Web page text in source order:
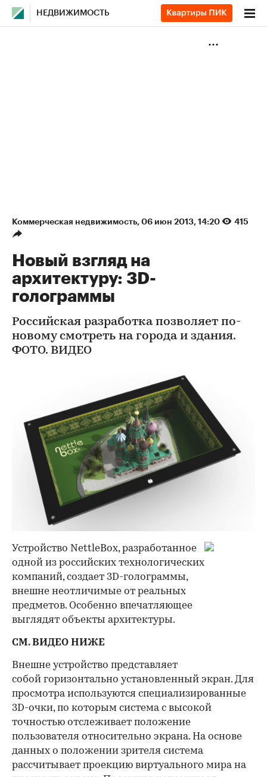
НЕДВИЖИМОСТЬ
Коммерческая недвижимость⁠, 06 июн 2013, 14:20 415
Новый взгляд на
архитектуру: 3D-
голограммы
Российская разработка позволяет по-
новому смотреть на города и здания.
ФОТО. ВИДЕО
Устройство NettleBox, разработанное
одной из российских технологических
компаний, создает 3D-голограммы,
внешне неотличимые от реальных
предметов. Особенно впечатляющее
выглядят объекты архитектуры.
СМ. ВИДЕО НИЖЕ
Внешне устройство представляет
собой горизонтально установленный экран. Для
просмотра используются специализированные
3D-очки, по которым система с высокой
точностью отслеживает положение
пользователя относительно экрана. На основе
данных о положении зрителя система
рассчитывает проекцию виртуального мира на